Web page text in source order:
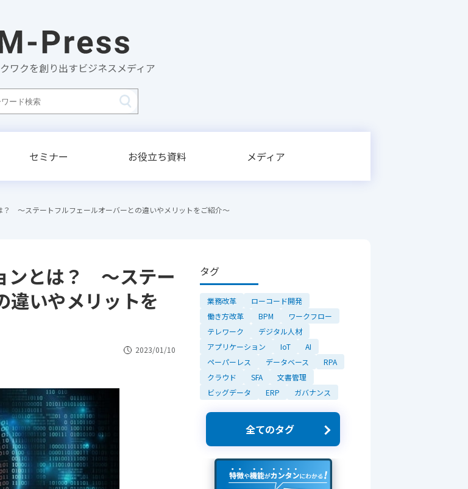
ワクを創り出すビジネスメディア
セミナー お役立ち資料 メディア
？ ～ステートフルフェールオーバーとの違いやメリットをご紹介～
ンとは？ ～ステー
違いやメリットを
2023/01/10
タグ
業務改革
ローコード開発
働き方改革
BPM
ワークフロー
テレワーク
デジタル人材
アプリケーション
IoT
AI
ペーパーレス
データベース
RPA
クラウド
SFA
文書管理
ビッグデータ
ERP ガバナンス
全てのタグ